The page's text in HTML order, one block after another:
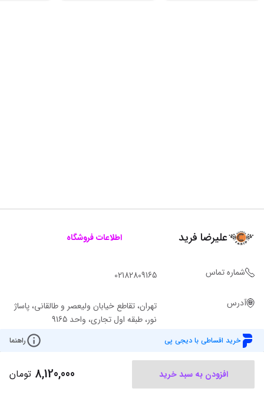
خرید اقساطی با دیجی پی راهنما
افزودن به سبد خرید 8,120,000 تومان
علیرضا فرید اطلاعات فروشگاه
شماره تماس 02182809165
آدرس
تهران، تقاطع خیابان ولیعصر و طالقانی، پاساژ
نور، طبقه اول تجاری، واحد 9165